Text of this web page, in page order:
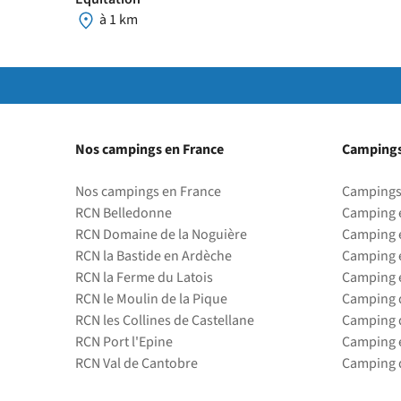
à 1 km
Nos campings en France
Nos campings en France
RCN Belledonne
RCN Domaine de la Noguière
RCN la Bastide en Ardèche
RCN la Ferme du Latois
RCN le Moulin de la Pique
RCN les Collines de Castellane
RCN Port l'Epine
RCN Val de Cantobre
Camping
Camping
Camping
Camping
Camping
Camping
Camping
Camping